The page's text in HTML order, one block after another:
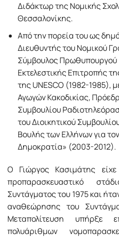
Διδάκτωρ της Νομικής
Θεσσαλονίκης.
Από την πορεία του ως
Διευθυντής του Νομικού
Σύμβουλος Πρωθυπουργού
Εκτελεστικής Επιτροπής
της UNESCO (1982-1985),
Αγωγών Κακοδικίας,
Συμβουλίου
του Διοικητικού
Βουλής των Ελλήνων για
Δημοκρατία» (2003-2012).
Ο Γιώργος Κασιμάτης
προπαρασκευαστικό
Συντάγματος του 1975 και
αναθεώρησης του
Μεταπολίτευση υπήρξε
πολυάριθμων